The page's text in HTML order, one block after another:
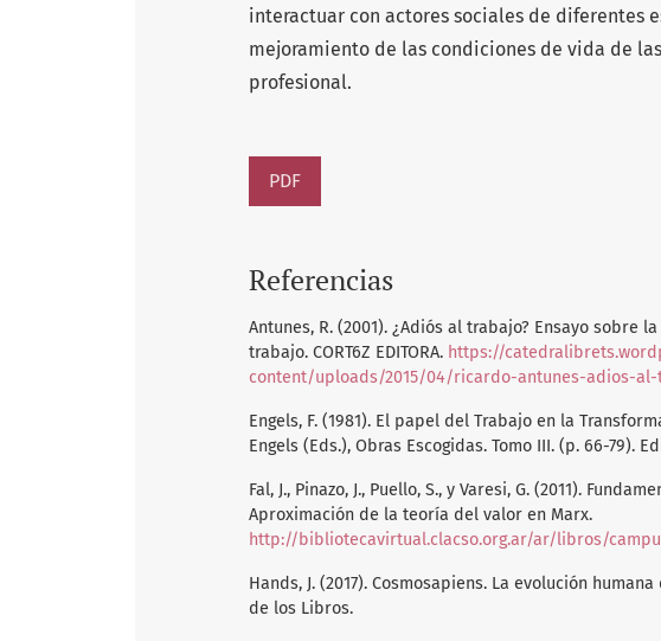
interactuar con actores sociales de diferentes
mejoramiento de las condiciones de vida de
profesional.
PDF
Referencias
Antunes, R. (2001). ¿Adiós al trabajo? Ensayo
trabajo. CORT6Z EDITORA. https://
content/uploads/2015/04/ricardo-antunes-adios-
Engels, F. (1981). El papel del Trabajo en la
Engels (Eds.), Obras Escogidas. Tomo III. (p. 66-79).
Fal, J., Pinazo, J., Puello, S., y Varesi, G. (2011).
Aproximación de la teoría del valor en Marx.
http://bibliotecavirtual.clacso.org.ar/ar/libros/
Hands, J. (2017). Cosmosapiens. La evolución
de los Libros.